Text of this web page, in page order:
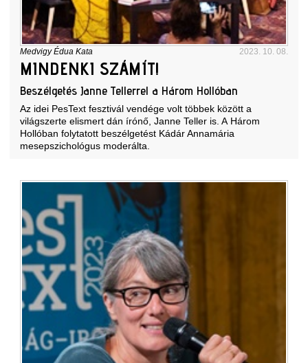
Medvigy Édua Kata 2023. 10. 08.
MINDENKI SZÁMÍT!
Beszélgetés Janne Tellerrel a Három Hollóban
Az idei PesText fesztivál vendége volt többek között a
világszerte elismert dán írónő, Janne Teller is. A Három
Hollóban folytatott beszélgetést Kádár Annamária
mesepszichológus moderálta.